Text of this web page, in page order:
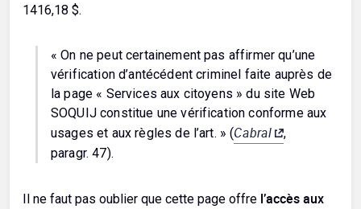
1416,18 $.
« On ne peut certainement pas affirmer qu’une
vérification d’antécédent criminel faite auprès de
la page « Services aux citoyens » du site Web
SOQUIJ constitue une vérification conforme aux
usages et aux règles de l’art. » (Cabral
,
paragr. 47).
Il ne faut pas oublier que cette page offre l’accès aux